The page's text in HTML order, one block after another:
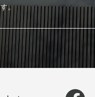
。